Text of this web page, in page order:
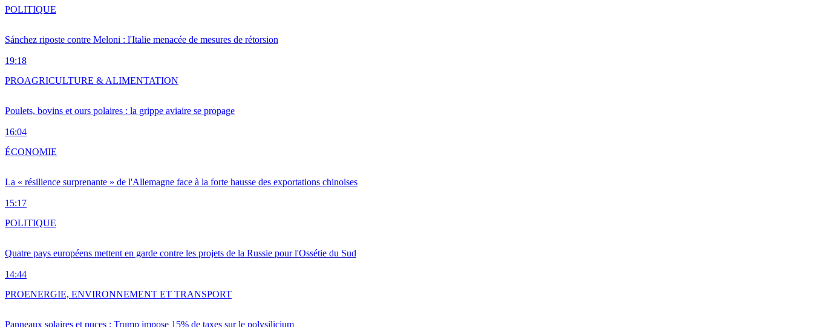
Sánchez riposte contre Meloni : l'Italie menacée de mesures de rétorsion
19:18
POLITIQUE
Poulets, bovins et ours polaires : la grippe aviaire se propage
16:04
PROAGRICULTURE & ALIMENTATION
La « résilience surprenante » de l'Allemagne face à la forte hausse des exportations chinoises
15:17
ÉCONOMIE
Quatre pays européens mettent en garde contre les projets de la Russie pour l'Ossétie du Sud
14:44
POLITIQUE
Panneaux solaires et puces : Trump impose 15% de taxes sur le polysilicium
PROENERGIE, ENVIRONNEMENT ET TRANSPORT